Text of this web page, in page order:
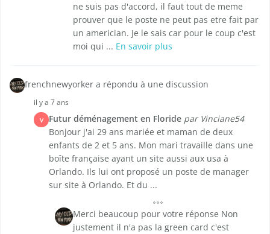
ne suis pas d'accord, il faut tout de meme
prouver que le poste ne peut pas etre fait par
un americian. Je le sais car pour le coup c'est
moi qui ... En savoir plus
frenchnewyorker a répondu à une discussion
il y a 7 ans
V Futur déménagement en Floride par Vinciane54
Bonjour j'ai 29 ans mariée et maman de deux
enfants de 2 et 5 ans. Mon mari travaille dans une
boîte française ayant un site aussi aux usa à
Orlando. Ils lui ont proposé un poste de manager
sur site à Orlando. Et du ...
Merci beaucoup pour votre réponse Non
justement il n'a pas la green card c'est